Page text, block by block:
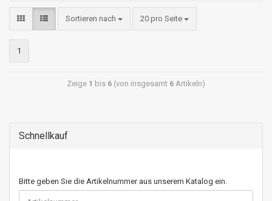
Sortieren nach 20 pro Seite
1
Zeige 1 bis 6 (von insgesamt 6 Artikeln)
Schnellkauf
Bitte geben Sie die Artikelnummer aus unserem Katalog ein.